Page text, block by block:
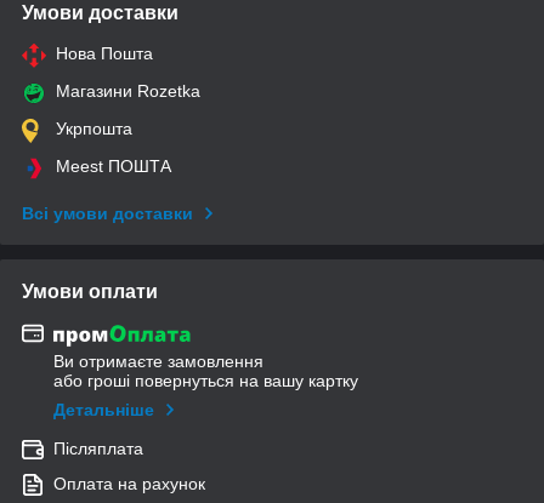
Умови доставки
Нова Пошта
Магазини Rozetka
Укрпошта
Meest ПОШТА
Всі умови доставки
Умови оплати
Ви отримаєте замовлення
або гроші повернуться на вашу картку
Детальніше
Післяплата
Оплата на рахунок